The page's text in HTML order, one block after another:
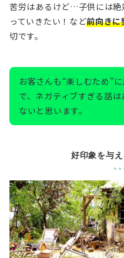
苦労はあるけど…子供には絶
っていきたい！など前向きに
切です。
お客さんも“楽しむため”
で、ネガティブすぎる話は
ないと思います。
好印象を与え